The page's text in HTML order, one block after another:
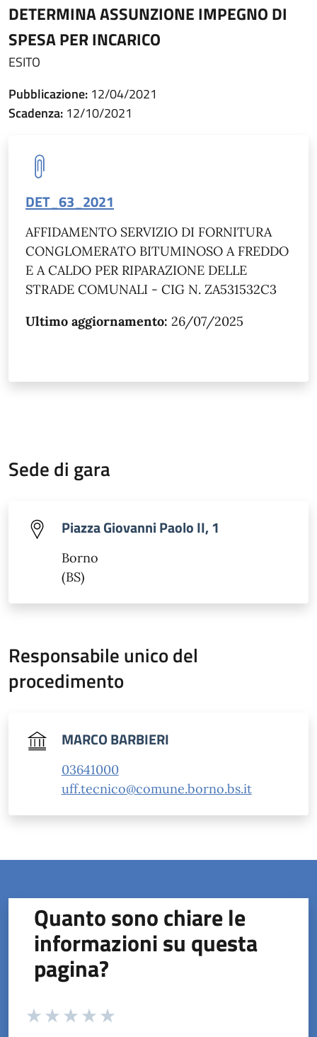
DETERMINA ASSUNZIONE IMPEGNO DI
SPESA PER INCARICO
ESITO
Pubblicazione: 12/04/2021
Scadenza: 12/10/2021
DET_63_2021
AFFIDAMENTO SERVIZIO DI FORNITURA
CONGLOMERATO BITUMINOSO A FREDDO
E A CALDO PER RIPARAZIONE DELLE
STRADE COMUNALI - CIG N. ZA531532C3
Ultimo aggiornamento: 26/07/2025
Sede di gara
Piazza Giovanni Paolo II, 1
Borno
(BS)
Responsabile unico del
procedimento
MARCO BARBIERI
03641000
uff.tecnico@comune.borno.bs.it
Quanto sono chiare le
informazioni su questa
pagina?
Valuta da 1 a 5 stelle la pagina